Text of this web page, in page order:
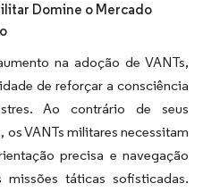
Domine o Mercado
na adoção de VANTs,
de reforçar a consciência
Ao contrário de seus
VANTs militares necessitam
precisa e navegação
missões táticas sofisticadas.